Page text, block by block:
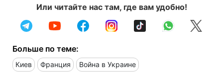
Или читайте нас там, где вам удобно!
Больше по теме:
Киев Франция Война в Украине